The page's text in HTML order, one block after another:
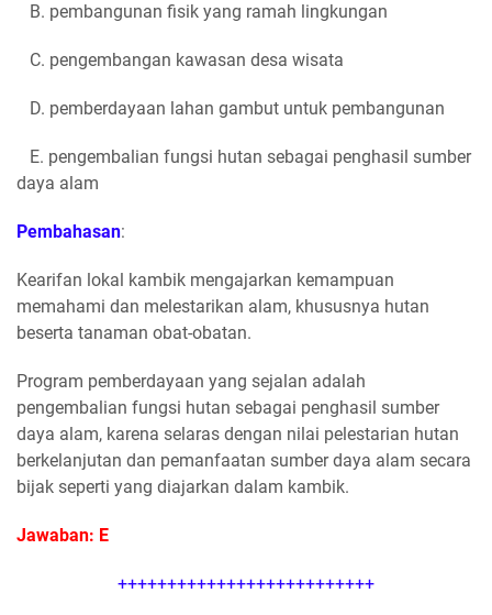
B. pembangunan fisik yang ramah lingkungan
C. pengembangan kawasan desa wisata
D. pemberdayaan lahan gambut untuk pembangunan
E. pengembalian fungsi hutan sebagai penghasil sumber
daya alam
Pembahasan:
Kearifan lokal kambik mengajarkan kemampuan
memahami dan melestarikan alam, khususnya hutan
beserta tanaman obat-obatan.
Program pemberdayaan yang sejalan adalah
pengembalian fungsi hutan sebagai penghasil sumber
daya alam, karena selaras dengan nilai pelestarian hutan
berkelanjutan dan pemanfaatan sumber daya alam secara
bijak seperti yang diajarkan dalam kambik.
Jawaban: E
++++++++++++++++++++++++++